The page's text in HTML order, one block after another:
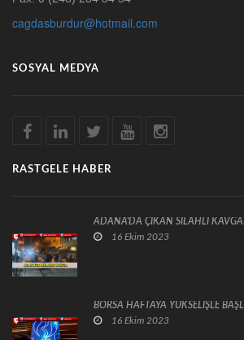
cagdasburdur@hotmail.com
SOSYAL MEDYA
RASTGELE HABER
ADANA'DA ÇIKAN SİLAHLI
16 Ekim 2023
BORSA HAFTAYA YÜKSELİŞLE
16 Ekim 2023